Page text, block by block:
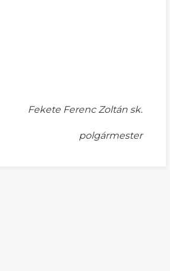
Fekete Ferenc Zoltán sk.
polgármester